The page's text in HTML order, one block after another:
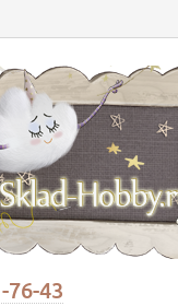
76-43